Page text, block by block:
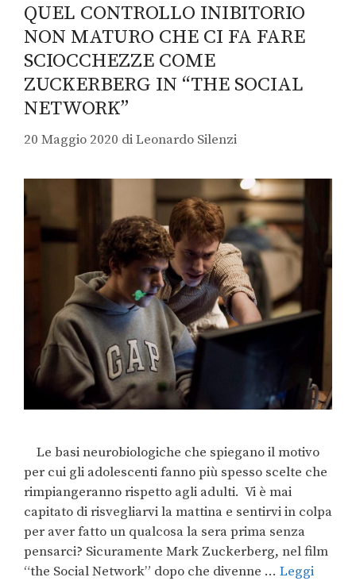
QUEL CONTROLLO INIBITORIO
NON MATURO CHE CI FA FARE
SCIOCCHEZZE COME
ZUCKERBERG IN “THE SOCIAL
NETWORK”
20 Maggio 2020 diLeonardo Silenzi
Le basi neurobiologiche che spiegano il motivo
per cui gli adolescenti fanno più spesso scelte che
rimpiangeranno rispetto agli adulti. Vi è mai
capitato di risvegliarvi la mattina e sentirvi in colpa
per aver fatto un qualcosa la sera prima senza
pensarci? Sicuramente Mark Zuckerberg, nel film
“the Social Network” dopo che divenne … Leggi